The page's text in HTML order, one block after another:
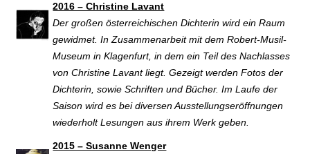
2016 – Christine Lavant
Der großen österreichischen Dichterin wird ein Raum
gewidmet. In Zusammenarbeit mit dem Robert-Musil-
Museum in Klagenfurt, in dem ein Teil des Nachlasses
von Christine Lavant liegt. Gezeigt werden Fotos der
Dichterin, sowie Schriften und Bücher. Im Laufe der
Saison wird es bei diversen Ausstellungseröffnungen
wiederholt Lesungen aus ihrem Werk geben.
2015 – Susanne Wenger